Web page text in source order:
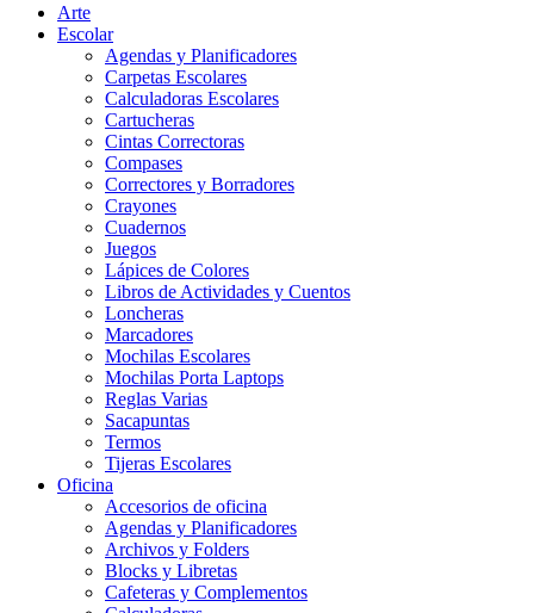
Arte
Escolar
Agendas y Planificadores
Carpetas Escolares
Calculadoras Escolares
Cartucheras
Cintas Correctoras
Compases
Correctores y Borradores
Crayones
Cuadernos
Juegos
Lápices de Colores
Libros de Actividades y Cuentos
Loncheras
Marcadores
Mochilas Escolares
Mochilas Porta Laptops
Reglas Varias
Sacapuntas
Termos
Tijeras Escolares
Oficina
Accesorios de oficina
Agendas y Planificadores
Archivos y Folders
Blocks y Libretas
Cafeteras y Complementos